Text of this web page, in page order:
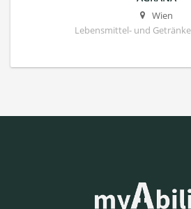
Wien
Lebensmittel- und